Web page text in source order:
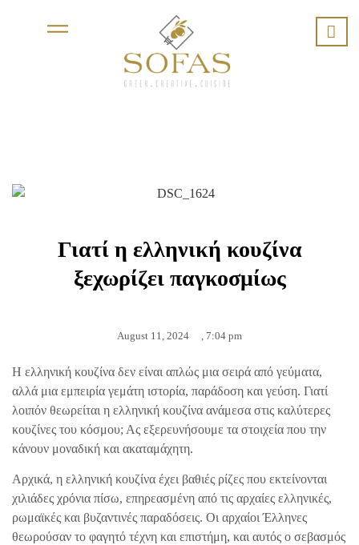
Γιατί η ελληνική κουζίνα
ξεχωρίζει παγκοσμίως
August 11, 2024 , 7:04 pm
Η ελληνική κουζίνα δεν είναι απλώς μια σειρά από γεύματα,
αλλά μια εμπειρία γεμάτη ιστορία, παράδοση και γεύση. Γιατί
λοιπόν θεωρείται η ελληνική κουζίνα ανάμεσα στις καλύτερες
κουζίνες του κόσμου; Ας εξερευνήσουμε τα στοιχεία που την
κάνουν μοναδική και ακαταμάχητη.
Αρχικά, η ελληνική κουζίνα έχει βαθιές ρίζες που εκτείνονται
χιλιάδες χρόνια πίσω, επηρεασμένη από τις αρχαίες ελληνικές,
ρωμαϊκές και βυζαντινές παραδόσεις. Οι αρχαίοι Έλληνες
θεωρούσαν το φαγητό τέχνη και επιστήμη, και αυτός ο σεβασμός